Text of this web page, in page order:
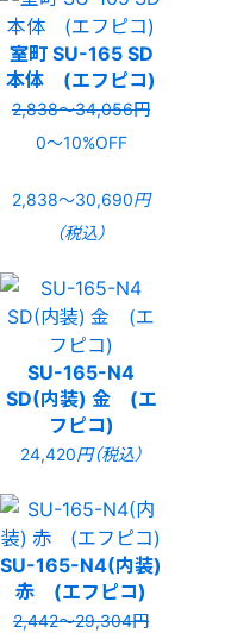
室町 SU-165 SD
本体 (エフピコ)
2,838〜34,056円
0〜10%OFF
2,838〜30,690円
（税込）
SU-165-N4
SD(内装) 金 (エ
フピコ)
24,420円（税込）
SU-165-N4(内装)
赤 (エフピコ)
2,442〜29,304円